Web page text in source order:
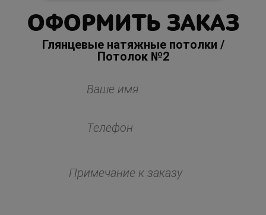
ОФОРМИТЬ ЗАКАЗ
Глянцевые натяжные потолки /
Потолок №2